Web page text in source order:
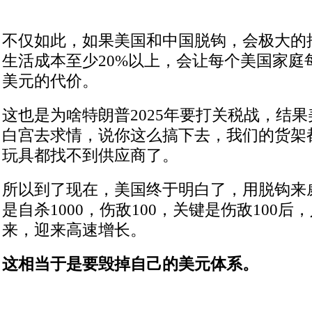
不仅如此，如果美国和中国脱钩，会极大
生活成本至少20%以上，会让每个美国家庭
美元的代价。
这也是为啥特朗普2025年要打关税战，结
白宫去求情，说你这么搞下去，我们的货
玩具都找不到供应商了。
所以到了现在，美国终于明白了，用脱钩
是自杀1000，伤敌100，关键是伤敌100后
来，迎来高速增长。
这相当于是要毁掉自己的美元体系。